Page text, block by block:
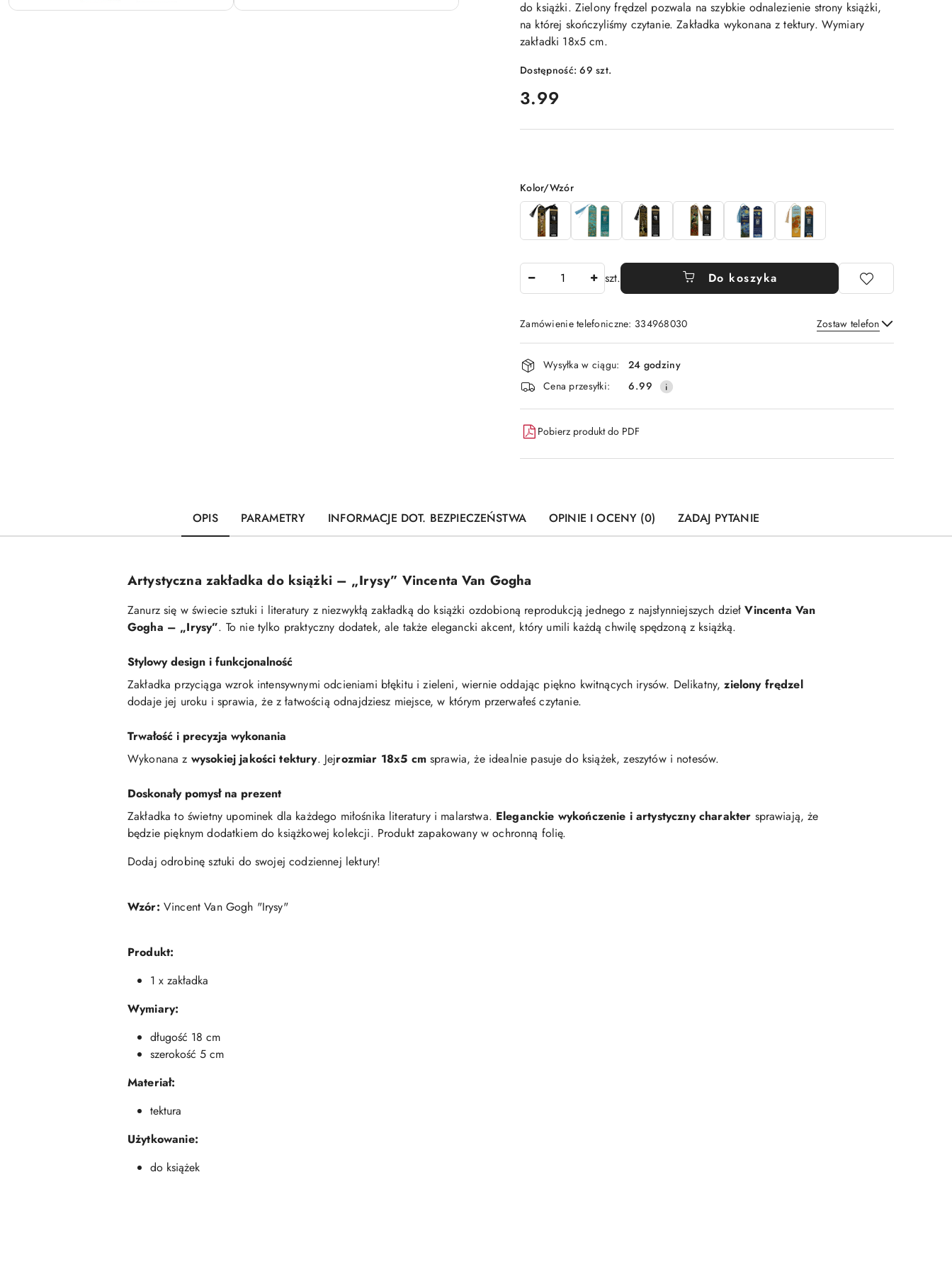
do książki. Zielony frędzel pozwala na szybkie odnalezienie strony książki,
na której skończyliśmy czytanie. Zakładka wykonana z tektury. Wymiary
zakładki 18x5 cm.
Dostępność:69szt.
cena:
3.99
Wariant
Kolor/Wzór
szt. Do koszyka
Zamówienie telefoniczne: 334968030 Zostaw telefon
Wyślij
Dostępność
i
dostawa
Wysyłka w ciągu:
24 godziny
Cena przesyłki:
6.99
Pobierz produkt do PDF
OPIS PARAMETRY INFORMACJE DOT. BEZPIECZEŃSTWA OPINIE I OCENY (0) ZADAJ PYTANIE
Artystyczna zakładka do książki – „Irysy” Vincenta Van Gogha
Zanurz się w świecie sztuki i literatury z niezwykłą zakładką do książki ozdobioną reprodukcją jednego z najsłynniejszych dziełVincenta Van
Gogha – „Irysy”. To nie tylko praktyczny dodatek, ale także elegancki akcent, który umili każdą chwilę spędzoną z książką.
Stylowy design i funkcjonalność
Zakładka przyciąga wzrok intensywnymi odcieniami błękitu i zieleni, wiernie oddając piękno kwitnących irysów. Delikatny,zielony frędzel
dodaje jej uroku i sprawia, że z łatwością odnajdziesz miejsce, w którym przerwałeś czytanie.
Trwałość i precyzja wykonania
Wykonana z wysokiej jakości tektury. Jejrozmiar 18x5 cmsprawia, że idealnie pasuje do książek, zeszytów i notesów.
Doskonały pomysł na prezent
Zakładka to świetny upominek dla każdego miłośnika literatury i malarstwa. Eleganckie wykończenie i artystyczny charakter sprawiają, że
będzie pięknym dodatkiem do książkowej kolekcji. Produkt zapakowany w ochronną folię.
Dodaj odrobinę sztuki do swojej codziennej lektury!
Wzór: Vincent Van Gogh "Irysy"
Produkt:
1 x zakładka
Wymiary:
długość 18 cm
szerokość 5 cm
Materiał:
tektura
Użytkowanie:
do książek